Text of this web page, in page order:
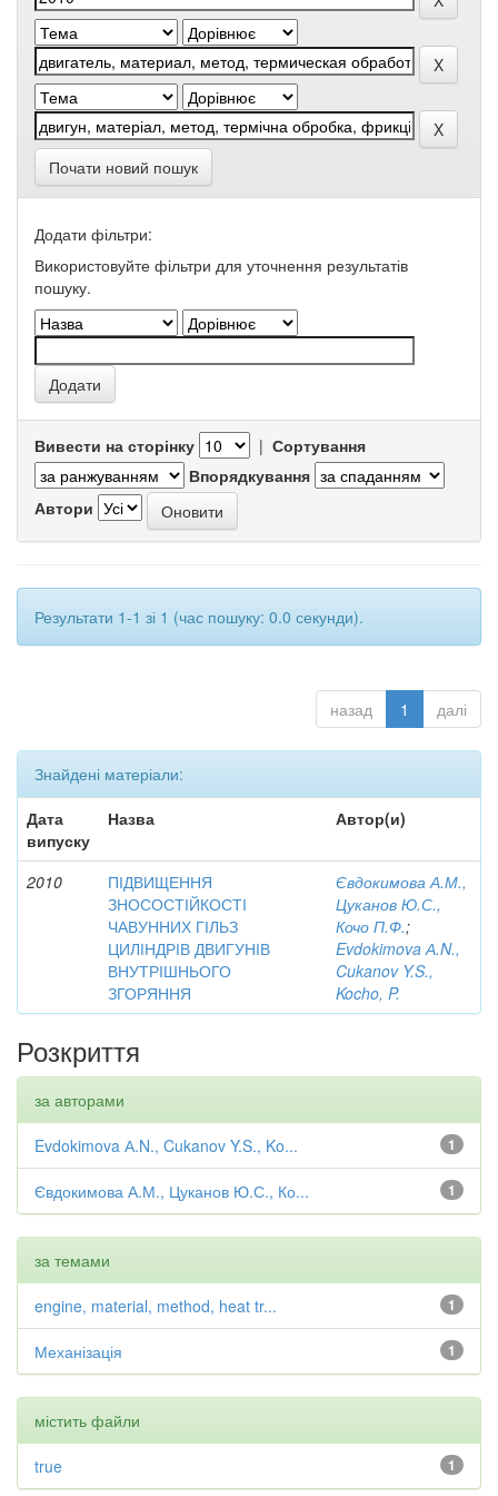
Почати новий пошук
Додати фільтри:
Використовуйте фільтри для уточнення результатів
пошуку.
Вивести на сторінку | Сортування
Впорядкування
Автори
Результати 1-1 зі 1 (час пошуку: 0.0 секунди).
назад 1 далі
Знайдені матеріали:
Дата
випуску
Назва Автор(и)
2010
ПІДВИЩЕННЯ
ЗНОСОСТІЙКОСТІ
ЧАВУННИХ ГІЛЬЗ
ЦИЛІНДРІВ ДВИГУНІВ
ВНУТРІШНЬОГО
ЗГОРЯННЯ
Євдокимова А.М.,
Цуканов Ю.С.,
Кочо П.Ф.;
Evdokimova А.N.,
Cukanov Y.S.,
Kocho, P.
Розкриття
за авторами
1
Evdokimova А.N., Cukanov Y.S., Ko...
1
Євдокимова А.М., Цуканов Ю.С., Ко...
за темами
1
engine, material, method, heat tr...
1
Механізація
містить файли
1
true